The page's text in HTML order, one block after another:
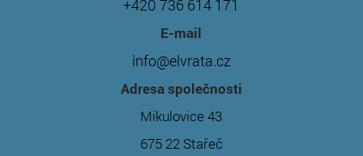
+420 736 614 171
E-mail
info@elvrata.cz
Adresa společnosti
Mikulovice 43
675 22 Stařeč